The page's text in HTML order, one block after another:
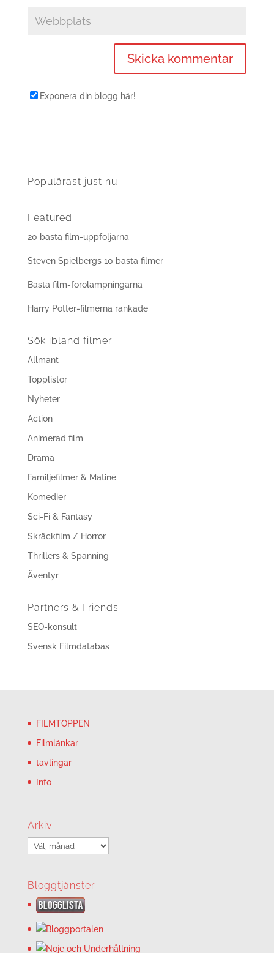
Exponera din blogg här!
Populärast just nu
Featured
20 bästa film-uppföljarna
Steven Spielbergs 10 bästa filmer
Bästa film-förolämpningarna
Harry Potter-filmerna rankade
Sök ibland filmer:
Allmänt
Topplistor
Nyheter
Action
Animerad film
Drama
Familjefilmer & Matiné
Komedier
Sci-Fi & Fantasy
Skräckfilm / Horror
Thrillers & Spänning
Äventyr
Partners & Friends
SEO-konsult
Svensk Filmdatabas
FILMTOPPEN
Filmlänkar
tävlingar
Info
Arkiv
Arkiv
Bloggtjänster